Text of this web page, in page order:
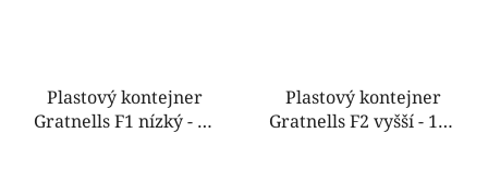
Plastový kontejner
Gratnells F1 nízký - 75
Plastový kontejner
Gratnells F2 vyšší - 150